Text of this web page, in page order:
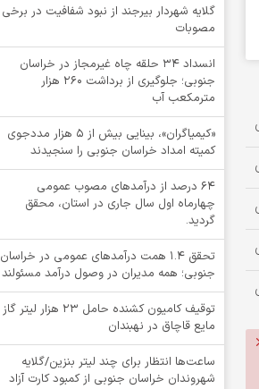
گلایه شهردار بیرجند از نبود شفافیت در برخی
مصوبات
انسداد ۳۴ حلقه چاه غیرمجاز در خراسان
جنوبی؛ جلوگیری از برداشت ۲۶۰ هزار
مترمکعب آب
«کیمیاگران»، بینایی بیش از ۵ هزار مددجوی
کمیته امداد خراسان جنوبی را سنجیدند
64 درصد از درآمدهای مصوب عمومی
چهارماه اول سال جاری در استان، محقق
گردید.
تحقق ۱.۴ همت درآمدهای عمومی در خراسان
جنوبی؛ همه مدیران در وصول درآمد مسئولند
توقيف کامیون کشنده حامل 23 هزار لیتر گاز
مایع قاچاق در نهبندان
ساعت‌ها انتظار برای چند لیتر بنزین/گلایه
شهروندان خراسان جنوبی از کمبود کارت آزاد